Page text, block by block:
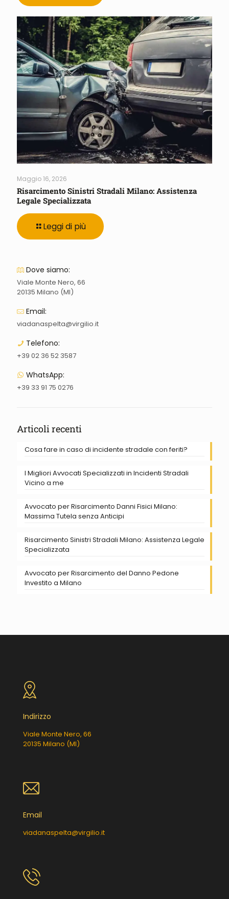
Maggio 16, 2026
Risarcimento Sinistri Stradali Milano: Assistenza
Legale Specializzata
Leggi di più
Dove siamo:
Viale Monte Nero, 66
20135 Milano (MI)
Email:
viadanaspelta@virgilio.it
Telefono:
+39 02 36 52 3587
WhatsApp:
+39 33 91 75 0276
Articoli recenti
Cosa fare in caso di incidente stradale con feriti?
I Migliori Avvocati Specializzati in Incidenti Stradali
Vicino a me
Avvocato per Risarcimento Danni Fisici Milano:
Massima Tutela senza Anticipi
Risarcimento Sinistri Stradali Milano: Assistenza Legale
Specializzata
Avvocato per Risarcimento del Danno Pedone
Investito a Milano
Indirizzo
Viale Monte Nero, 66
20135 Milano (MI)
Email
viadanaspelta@virgilio.it